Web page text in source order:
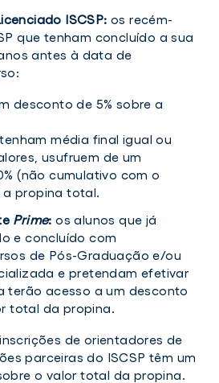
ISCSP: os recém-
que tenham concluído a sua
antes à data de
desconto de 5% sobre a
média final igual ou
usufruem de um
(não cumulativo com o
a propina total.
Prime: os alunos que já
e concluído com
de Pós-Graduação e/ou
e pretendam efetivar
terão acesso a um desconto
total da propina.
inscrições de orientadores de
parceiras do ISCSP têm um
o valor total da propina.